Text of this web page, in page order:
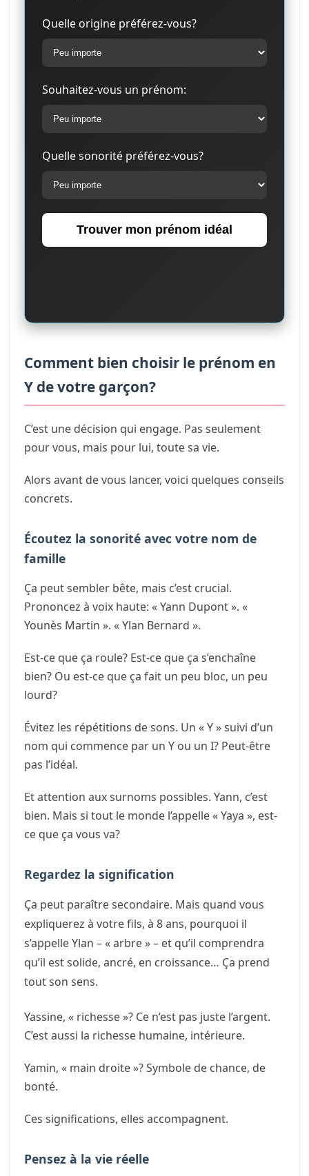
Quelle origine préférez-vous?
Souhaitez-vous un prénom:
Quelle sonorité préférez-vous?
Trouver mon prénom idéal
Comment bien choisir le prénom en
Y de votre garçon?
C’est une décision qui engage. Pas seulement
pour vous, mais pour lui, toute sa vie.
Alors avant de vous lancer, voici quelques conseils
concrets.
Écoutez la sonorité avec votre nom de
famille
Ça peut sembler bête, mais c’est crucial.
Prononcez à voix haute: « Yann Dupont ». «
Younès Martin ». « Ylan Bernard ».
Est-ce que ça roule? Est-ce que ça s’enchaîne
bien? Ou est-ce que ça fait un peu bloc, un peu
lourd?
Évitez les répétitions de sons. Un « Y » suivi d’un
nom qui commence par un Y ou un I? Peut-être
pas l’idéal.
Et attention aux surnoms possibles. Yann, c’est
bien. Mais si tout le monde l’appelle « Yaya », est-
ce que ça vous va?
Regardez la signification
Ça peut paraître secondaire. Mais quand vous
expliquerez à votre fils, à 8 ans, pourquoi il
s’appelle Ylan – « arbre » – et qu’il comprendra
qu’il est solide, ancré, en croissance… Ça prend
tout son sens.
Yassine, « richesse »? Ce n’est pas juste l’argent.
C’est aussi la richesse humaine, intérieure.
Yamin, « main droite »? Symbole de chance, de
bonté.
Ces significations, elles accompagnent.
Pensez à la vie réelle